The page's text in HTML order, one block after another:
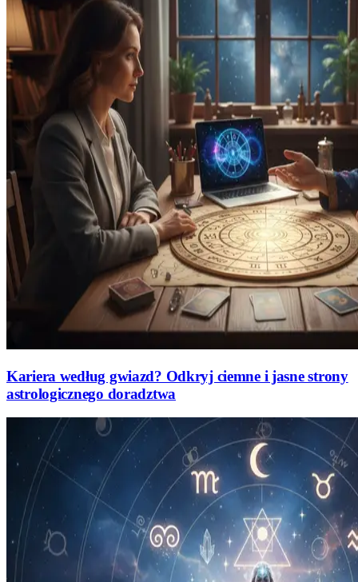
Kariera według gwiazd? Odkryj ciemne i jasne strony
astrologicznego doradztwa